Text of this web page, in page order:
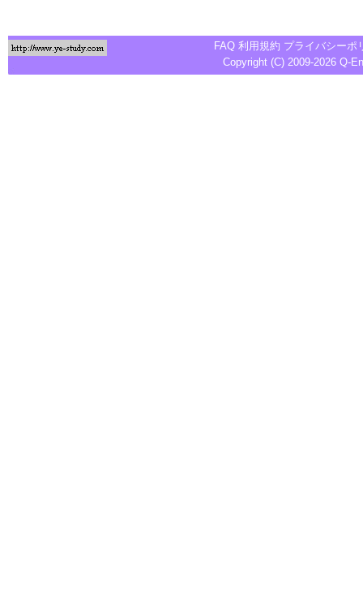
FAQ 利用規約 プライバシーポ
Copyright (C) 2009-2026 Q-